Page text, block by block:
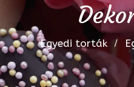
Egyedi torták